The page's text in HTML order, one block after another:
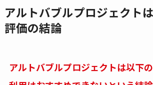
アルトバブルプロジェクト
評価の結論
アルトバブルプロジェクトは以下の